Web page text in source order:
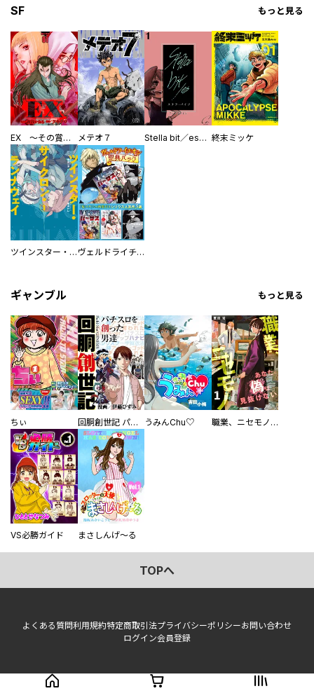
SF もっと見る
EX ～その賞金稼ぎは、世界の出口を探す～【単行本版】 メテオ７ Stella bit／es【単話版】 終末ミッケ
ツインスター・サイクロン・ランナウェイ ヴェルドライチオシ聖典パック 『転スラ』ミニ画集付き シリウス人気作３選
ギャンブル もっと見る
ちぃ 回胴創世記 パチスロを創った男達 うみんChu♡ 職業、ニセモノ～あなたに偽は見抜けない【電子単行本版】
VS必勝ガイド まさしんげ～る
TOPへ
よくある質問利用規約特定商取引法プライバシーポリシーお問い合わせ
ログイン会員登録